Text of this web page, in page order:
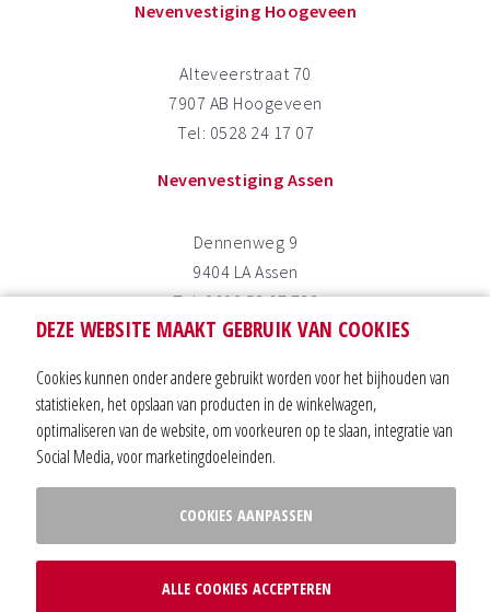
Nevenvestiging Hoogeveen
Alteveerstraat 70
7907 AB Hoogeveen
Tel: 0528 24 17 07
Nevenvestiging Assen
Dennenweg 9
9404 LA Assen
Tel: 0800 53 67 732
Trageldijk 13
7741 KN Coevorden
Tel: 0591 63 30 88
privacy verklaring|contact| website door
DEZE WEBSITE MAAKT GEBRUIK VAN COOKIES
Cookies kunnen onder andere gebruikt worden voor het bijhouden van
statistieken, het opslaan van producten in de winkelwagen,
optimaliseren van de website, om voorkeuren op te slaan, integratie van
Social Media, voor marketingdoeleinden.
COOKIES AANPASSEN
ALLE COOKIES ACCEPTEREN